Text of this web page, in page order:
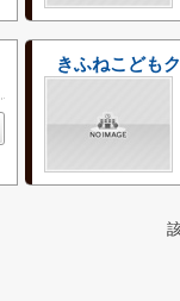
きふねこども